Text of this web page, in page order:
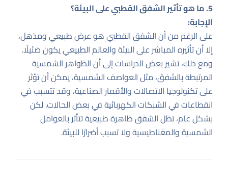
5. ما هو تأثير الشفق القطبي على البيئة؟
الإجابة:
على الرغم من أن الشفق القطبي هو عرض طبيعي ومذهل،
إلا أن تأثيره المباشر على البيئة والعالم الطبيعي يكون ضئيلًا.
ومع ذلك، تشير بعض الدراسات إلى أن الظواهر الشمسية
المرتبطة بالشفق، مثل العواصف الشمسية، يمكن أن تؤثر
على تكنولوجيا الاتصالات والأقمار الصناعية، وقد تتسبب في
انقطاعات في الشبكات الكهربائية في بعض الحالات. لكن
بشكل عام، تظل الشفق ظاهرة طبيعية تتأثر بالعوامل
الشمسية والمغناطيسية ولا تسبب أضرارًا للبيئة.